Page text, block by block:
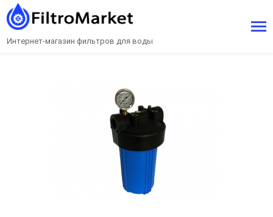
Интернет-магазин фильтров для воды